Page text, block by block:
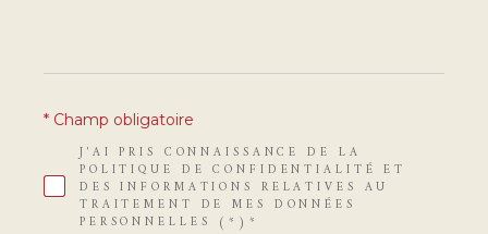
J'AI PRIS CONNAISSANCE DE LA
POLITIQUE DE CONFIDENTIALITÉ ET
DES INFORMATIONS RELATIVES AU
TRAITEMENT DE MES DONNÉES
PERSONNELLES (*)*
* Champ obligatoire